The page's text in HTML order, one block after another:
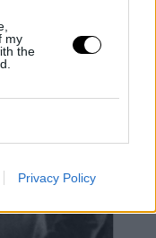
my
the
Privacy Policy